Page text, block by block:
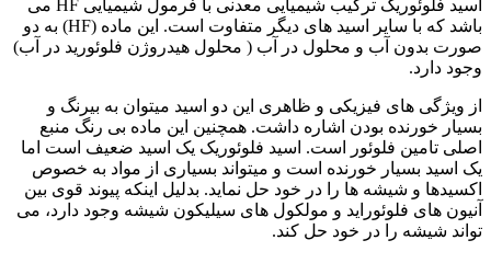
اسید فلوئوریک ترکیب شیمیایی معدنی با فرمول شیمیایی HF می
باشد که با سایر اسید های دیگر متفاوت است. این ماده (HF) به دو
صورت بدون آب و محلول در آب ( محلول هیدروژن فلوئورید در آب)
وجود دارد.
از ویژگی های فیزیکی و ظاهری این دو اسید میتوان به بیرنگ و
بسیار خورنده بودن اشاره داشت. همچنین این ماده بی رنگ منبع
اصلی تامین فلوئور است. اسید فلوئوریک یک اسید ضعیف است اما
یک اسید بسیار خورنده است و میتواند بسیاری از مواد به خصوص
اکسیدها و شیشه ها را در خود حل نماید. بدلیل اینکه پیوند قوی بین
آنیون های فلوئوراید و مولکول های سیلیکون شیشه وجود دارد، می
تواند شیشه را در خود حل کند.